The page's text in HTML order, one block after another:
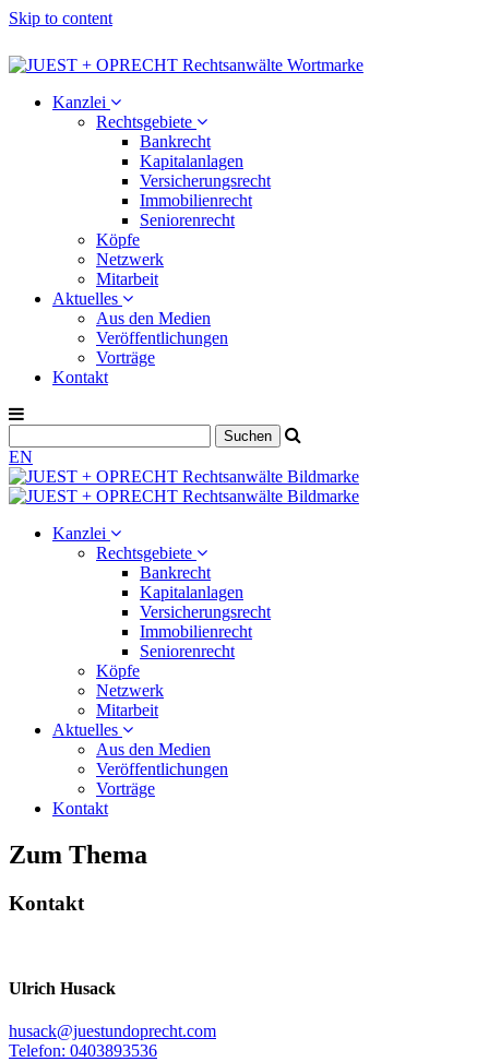
Skip to content
Kanzlei
Rechtsgebiete
Bankrecht
Kapitalanlagen
Versicherungsrecht
Immobilienrecht
Seniorenrecht
Köpfe
Netzwerk
Mitarbeit
Aktuelles
Aus den Medien
Veröffentlichungen
Vorträge
Kontakt
EN
Kanzlei
Rechtsgebiete
Bankrecht
Kapitalanlagen
Versicherungsrecht
Immobilienrecht
Seniorenrecht
Köpfe
Netzwerk
Mitarbeit
Aktuelles
Aus den Medien
Veröffentlichungen
Vorträge
Kontakt
Zum Thema
Kontakt
Ulrich Husack
husack@juestundoprecht.com
Telefon: 0403893536